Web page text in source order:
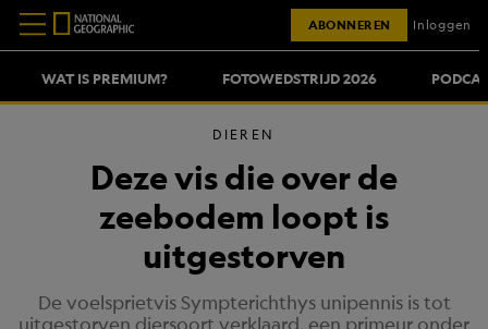
WAT IS PREMIUM? FOTOWEDSTRIJD 2026
ABONNEREN Inloggen
DIEREN
Deze vis die over de
zeebodem loopt is
uitgestorven
De voelsprietvis Sympterichthys unipennis is tot
uitgestorven diersoort verklaard, een primeur onder